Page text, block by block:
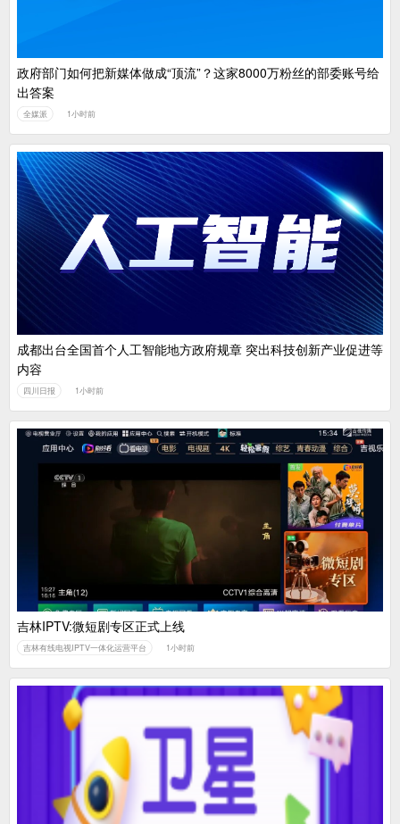
政府部门如何把新媒体做成“顶流”？这家8000万粉丝的部委账号给
出答案
全媒派 1小时前
成都出台全国首个人工智能地方政府规章 突出科技创新产业促进等
内容
四川日报 1小时前
吉林IPTV:微短剧专区正式上线
吉林有线电视IPTV一体化运营平台 1小时前